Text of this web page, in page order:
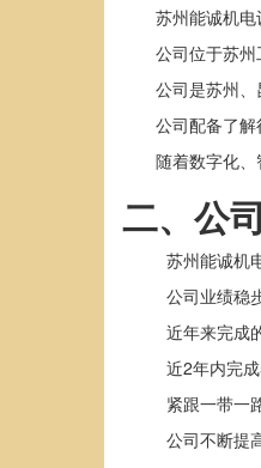
苏州能诚机
公司位于苏
公司是苏州
公司配备了
随着数字化、
二、公
苏州能诚机
公司业绩稳
近年来完成
近2年内完
紧跟一带一
公司不断提